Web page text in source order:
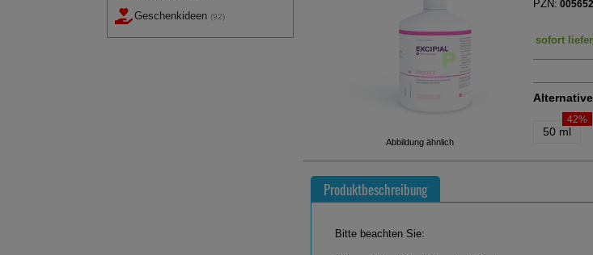
Abbildung ähnlich
PZN:
sofort
50 ml
42%
Produktbeschreibung
Bitte beachten Sie:
Geschenkideen (92)